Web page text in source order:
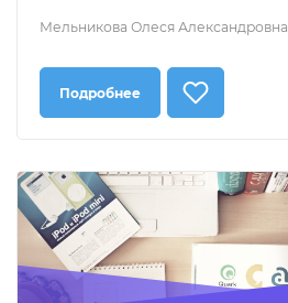
Мельникова Олеся Александровна
Подробнее